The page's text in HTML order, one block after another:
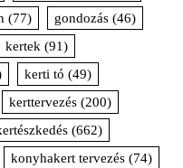
(77) gondozás (46)
kertek (91)
kerti tó (49)
kerttervezés (200)
(662)
konyhakert tervezés (74)